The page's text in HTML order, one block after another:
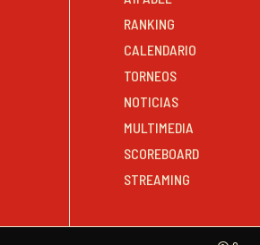
RANKING
CALENDARIO
TORNEOS
NOTICIAS
MULTIMEDIA
SCOREBOARD
STREAMING